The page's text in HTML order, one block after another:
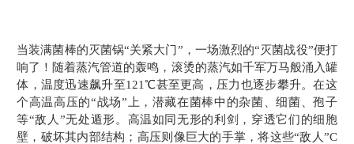
当装满菌棒的灭菌锅“关紧大门”，一场激烈的“灭菌战役”便打
响了！随着蒸汽管道的轰鸣，滚烫的蒸汽如千军万马般涌入罐
体，温度迅速飙升至121℃甚至更高，压力也逐步攀升。在这
个高温高压的“战场”上，潜藏在菌棒中的杂菌、细菌、孢子
等“敌人”无处遁形。高温如同无形的利剑，穿透它们的细胞
壁，破坏其内部结构；高压则像巨大的手掌，将这些“敌人”C